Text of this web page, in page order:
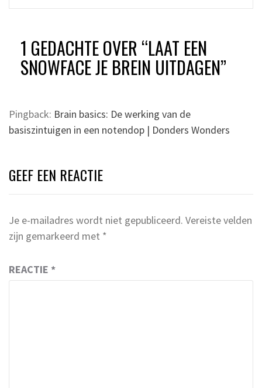
1 GEDACHTE OVER “LAAT EEN
SNOWFACE JE BREIN UITDAGEN”
Pingback: Brain basics: De werking van de
basiszintuigen in een notendop | Donders Wonders
GEEF EEN REACTIE
Je e-mailadres wordt niet gepubliceerd. Vereiste velden
zijn gemarkeerd met *
REACTIE *